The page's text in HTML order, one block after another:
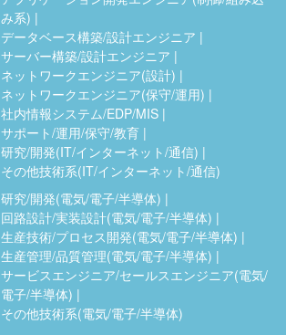
み系)
データベース構築/設計エンジニア
サーバー構築/設計エンジニア
ネットワークエンジニア(設計)
ネットワークエンジニア(保守/運用)
社内情報システム/EDP/MIS
サポート/運用/保守/教育
研究/開発(IT/インターネット/通信)
その他技術系(IT/インターネット/通信)
研究/開発(電気/電子/半導体)
回路設計/実装設計(電気/電子/半導体)
生産技術/プロセス開発(電気/電子/半導体)
生産管理/品質管理(電気/電子/半導体)
サービスエンジニア/セールスエンジニア(電気/
電子/半導体)
その他技術系(電気/電子/半導体)